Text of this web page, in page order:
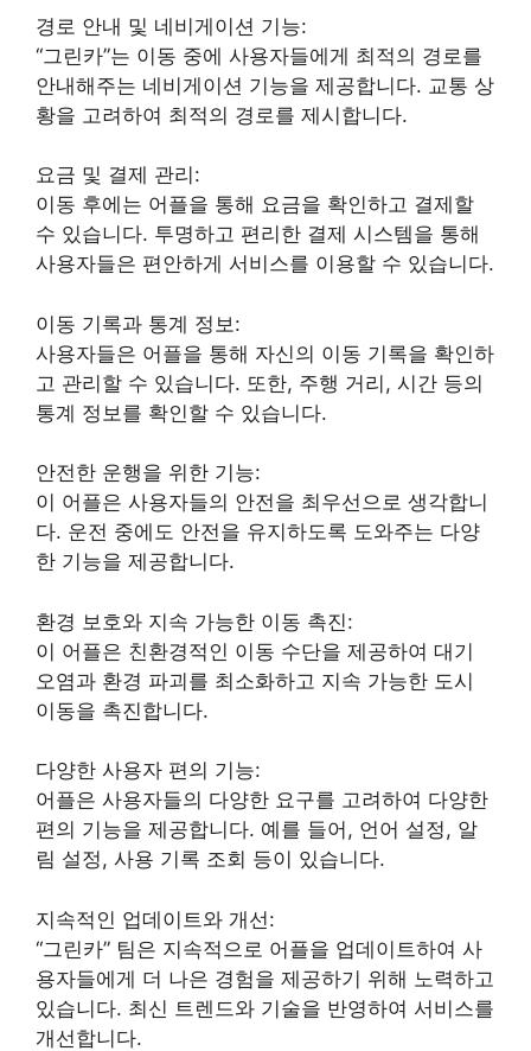
경로 안내 및 네비게이션 기능:
“그린카”는 이동 중에 사용자들에게 최적의 경로를
안내해주는 네비게이션 기능을 제공합니다. 교통 상
황을 고려하여 최적의 경로를 제시합니다.
요금 및 결제 관리:
이동 후에는 어플을 통해 요금을 확인하고 결제할
수 있습니다. 투명하고 편리한 결제 시스템을 통해
사용자들은 편안하게 서비스를 이용할 수 있습니다.
이동 기록과 통계 정보:
사용자들은 어플을 통해 자신의 이동 기록을 확인하
고 관리할 수 있습니다. 또한, 주행 거리, 시간 등의
통계 정보를 확인할 수 있습니다.
안전한 운행을 위한 기능:
이 어플은 사용자들의 안전을 최우선으로 생각합니
다. 운전 중에도 안전을 유지하도록 도와주는 다양
한 기능을 제공합니다.
환경 보호와 지속 가능한 이동 촉진:
이 어플은 친환경적인 이동 수단을 제공하여 대기
오염과 환경 파괴를 최소화하고 지속 가능한 도시
이동을 촉진합니다.
다양한 사용자 편의 기능:
어플은 사용자들의 다양한 요구를 고려하여 다양한
편의 기능을 제공합니다. 예를 들어, 언어 설정, 알
림 설정, 사용 기록 조회 등이 있습니다.
지속적인 업데이트와 개선:
“그린카” 팀은 지속적으로 어플을 업데이트하여 사
용자들에게 더 나은 경험을 제공하기 위해 노력하고
있습니다. 최신 트렌드와 기술을 반영하여 서비스를
개선합니다.